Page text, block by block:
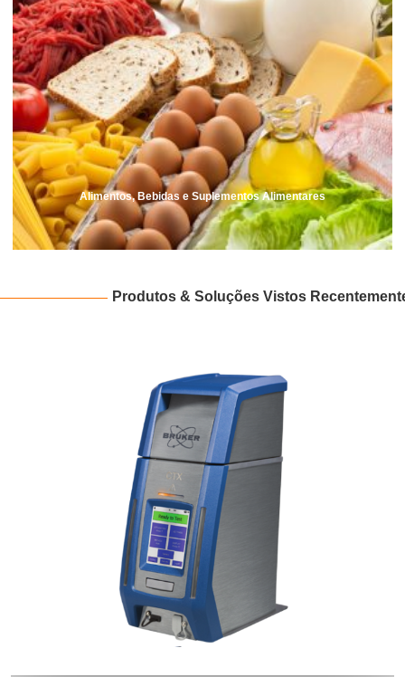
Alimentos, Bebidas e Suplementos Alimentares
Produtos & Soluções Vistos